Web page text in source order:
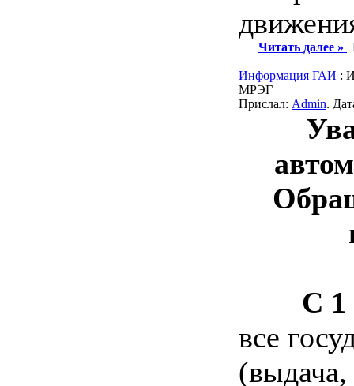
Читать далее » |
Информация ГАИ :
МРЭГ
Прислал: Admin.
С 1
все
(выдача,